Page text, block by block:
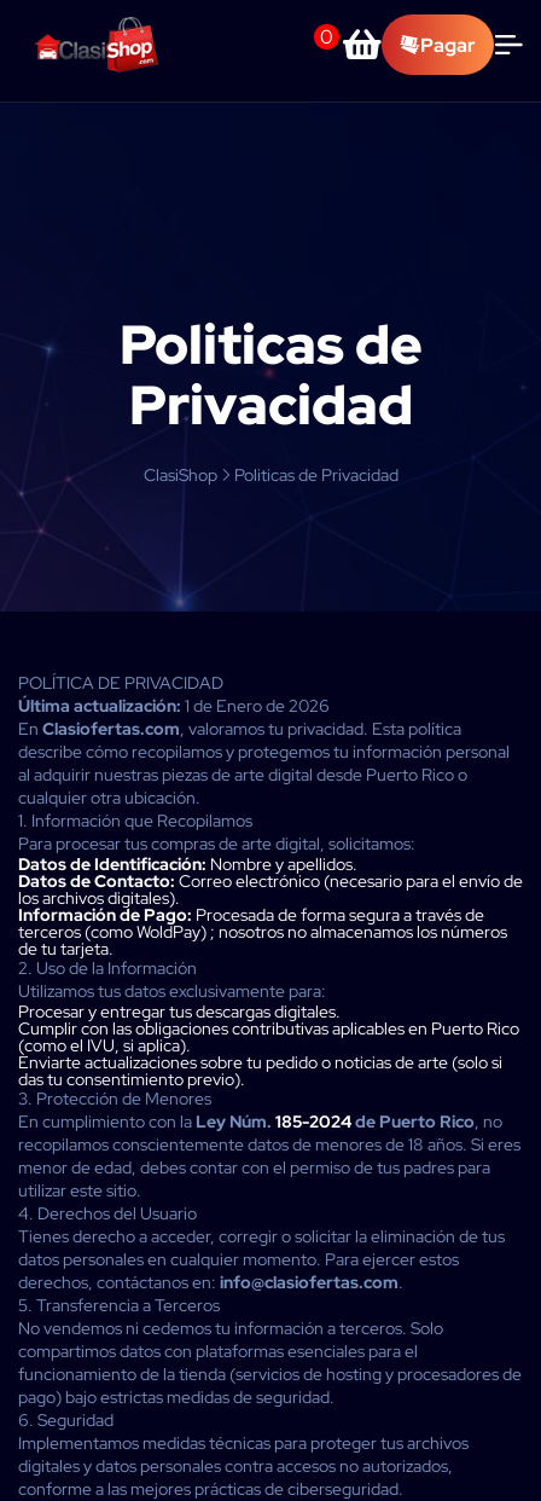
0 Pagar
Politicas de
Privacidad
ClasiShop Politicas de Privacidad
POLÍTICA DE PRIVACIDAD
Última actualización: 1 de Enero de 2026
En Clasiofertas.com, valoramos tu privacidad. Esta política
describe cómo recopilamos y protegemos tu información personal
al adquirir nuestras piezas de arte digital desde Puerto Rico o
cualquier otra ubicación.
1. Información que Recopilamos
Para procesar tus compras de arte digital, solicitamos:
Datos de Identificación: Nombre y apellidos.
Datos de Contacto: Correo electrónico (necesario para el envío de
los archivos digitales).
Información de Pago: Procesada de forma segura a través de
terceros (como WoldPay) ; nosotros no almacenamos los números
de tu tarjeta.
2. Uso de la Información
Utilizamos tus datos exclusivamente para:
Procesar y entregar tus descargas digitales.
Cumplir con las obligaciones contributivas aplicables en Puerto Rico
(como el IVU, si aplica).
Enviarte actualizaciones sobre tu pedido o noticias de arte (solo si
das tu consentimiento previo).
3. Protección de Menores
En cumplimiento con la Ley Núm. 185-2024de Puerto Rico, no
recopilamos conscientemente datos de menores de 18 años. Si eres
menor de edad, debes contar con el permiso de tus padres para
utilizar este sitio.
4. Derechos del Usuario
Tienes derecho a acceder, corregir o solicitar la eliminación de tus
datos personales en cualquier momento. Para ejercer estos
derechos, contáctanos en: info@clasiofertas.com.
5. Transferencia a Terceros
No vendemos ni cedemos tu información a terceros. Solo
compartimos datos con plataformas esenciales para el
funcionamiento de la tienda (servicios de hosting y procesadores de
pago) bajo estrictas medidas de seguridad.
6. Seguridad
Implementamos medidas técnicas para proteger tus archivos
digitales y datos personales contra accesos no autorizados,
conforme a las mejores prácticas de ciberseguridad.